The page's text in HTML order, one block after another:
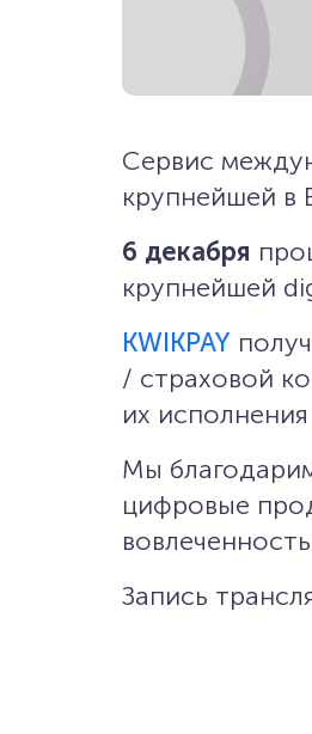
Сервис
крупнейшей в
6 декабря
крупнейшей
KWIKPAY
/ страховой
их
Мы
цифровые
Запись